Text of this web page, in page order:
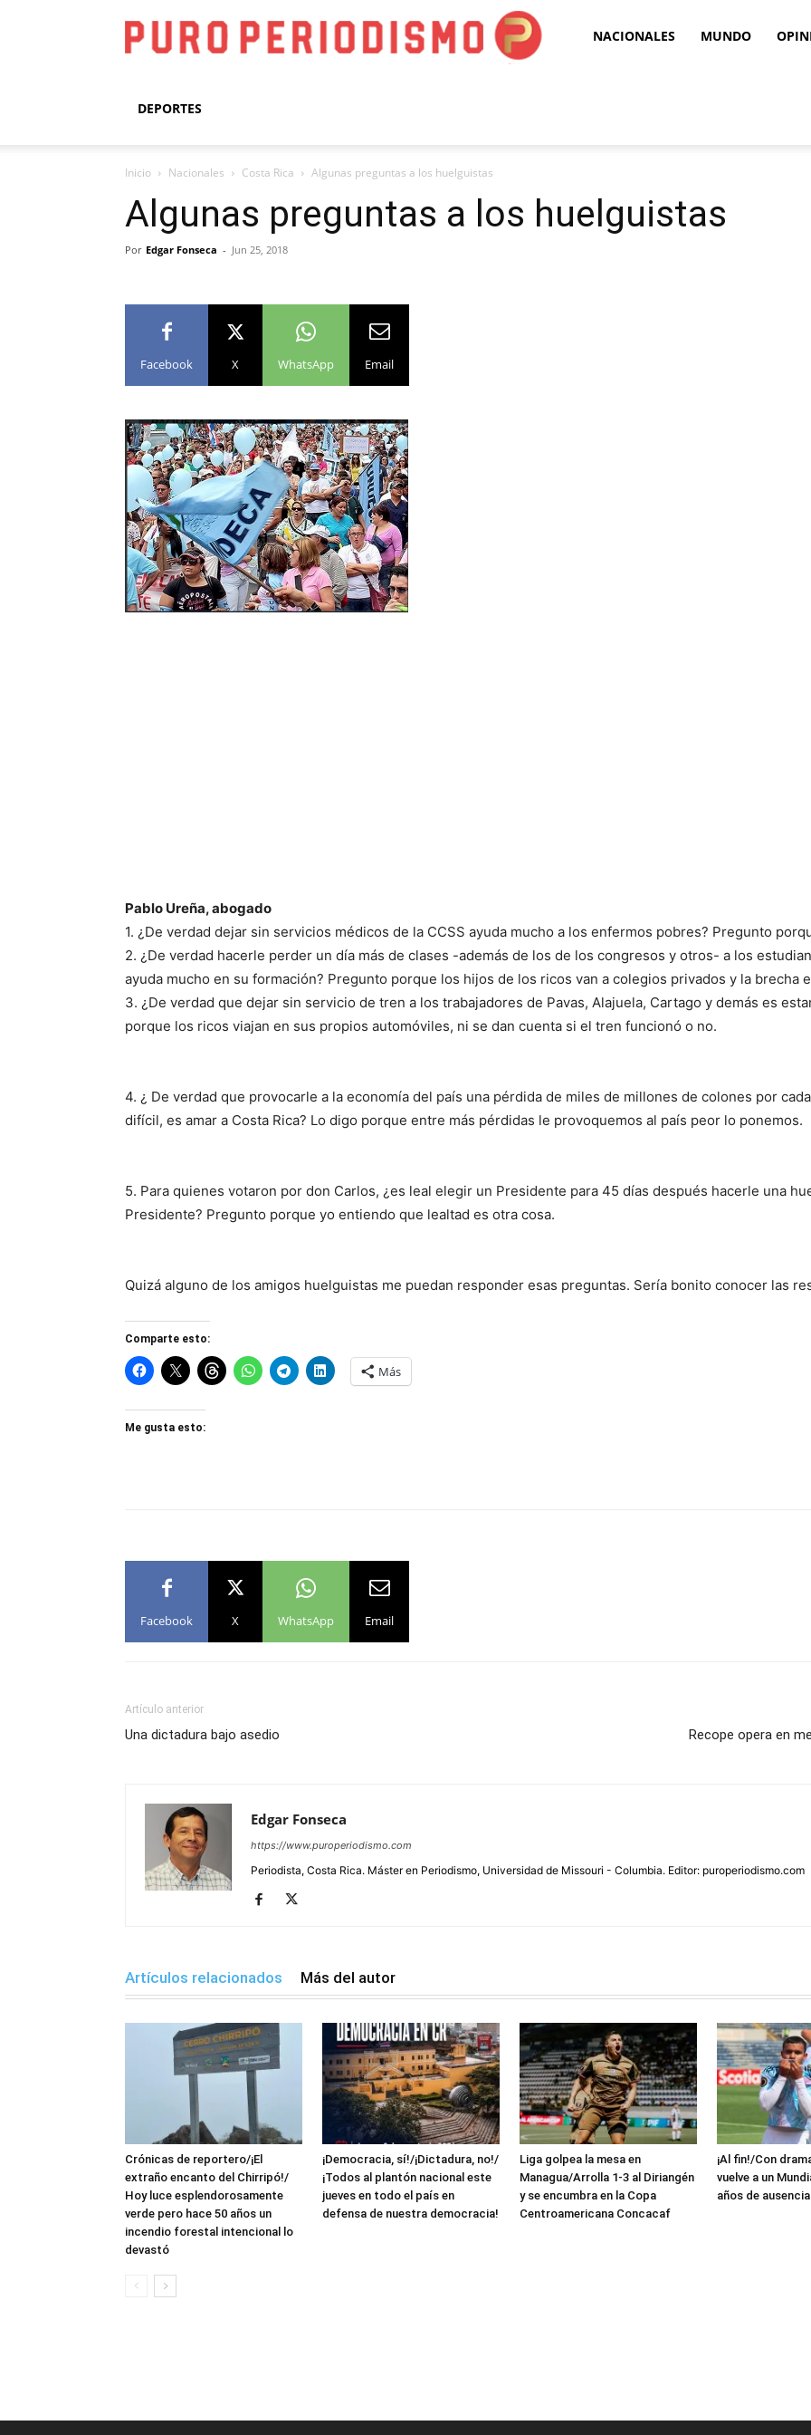
Puro NACIONALES MUNDO
DEPORTES
Inicio Nacionales Costa Rica Algunas preguntas a los huelguistas
Algunas preguntas a los huelguistas
Por Edgar Fonseca - Jun 25, 2018
Facebook X WhatsApp Email
Pablo Ureña, abogado
1. ¿De verdad dejar sin servicios médicos de la CCSS ayuda mucho a los enfermos pobres? Pregunto
2. ¿De verdad hacerle perder un día más de clases -además de los de los congresos y otros- a los
ayuda mucho en su formación? Pregunto porque los hijos de los ricos van a colegios privados y la brecha
3. ¿De verdad que dejar sin servicio de tren a los trabajadores de Pavas, Alajuela, Cartago y demás es
porque los ricos viajan en sus propios automóviles, ni se dan cuenta si el tren funcionó o no.
4. ¿ De verdad que provocarle a la economía del país una pérdida de miles de millones de colones por
difícil, es amar a Costa Rica? Lo digo porque entre más pérdidas le provoquemos al país peor lo ponemos.
5. Para quienes votaron por don Carlos, ¿es leal elegir un Presidente para 45 días después hacerle una
Presidente? Pregunto porque yo entiendo que lealtad es otra cosa.
Quizá alguno de los amigos huelguistas me puedan responder esas preguntas. Sería bonito conocer las
Comparte esto:
Más
Me gusta esto:
Facebook X WhatsApp Email
Artículo anterior
Una dictadura bajo asedio Recope opera en
Edgar Fonseca
https://www.puroperiodismo.com
Periodista, Costa Rica. Máster en Periodismo, Universidad de Missouri - Columbia. Editor: puroperiodismo.com
Artículos relacionados Más del autor
Crónicas de reportero/¡El
extraño encanto del Chirripó!/
Hoy luce esplendorosamente
verde pero hace 50 años un
incendio forestal intencional lo
devastó
¡Democracia, sí!/¡Dictadura, no!/
¡Todos al plantón nacional este
jueves en todo el país en
defensa de nuestra democracia!
Liga golpea la mesa en
Managua/Arrolla 1-3 al Diriangén
y se encumbra en la Copa
Centroamericana Concacaf
¡Al fin!/Con
vuelve a un
años de ausencia